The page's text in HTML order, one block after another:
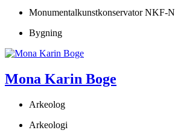
Monumentalkunstkonservator NKF-N
Bygning
Mona Karin Boge
Arkeolog
Arkeologi